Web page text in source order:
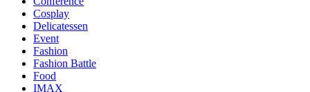
Cosplay
Delicatessen
Event
Fashion
Fashion Battle
Food
IMAX